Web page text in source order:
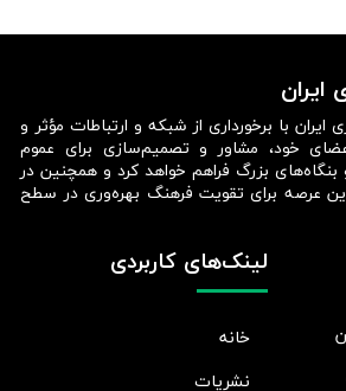
ایران
لینک‌های کاربردی
خانه
نشریات
با برخورداری از شبکه و ارتباطات مؤثر و
خود، مشاور و تصمیم‌سازی برای عموم
بزرگ فراهم خواهد کرد و همچنین در
این عرصه برای تقویت فرهنگ بهره‌وری در سطح